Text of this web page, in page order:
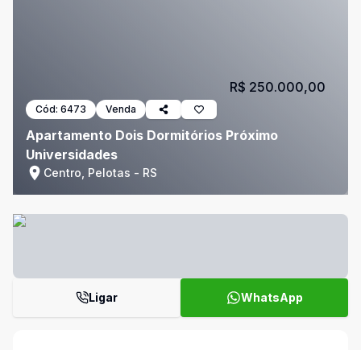
Cód: 6473 Venda
Apartamento Dois Dormitórios Próximo
Universidades
Centro, Pelotas - RS
R$ 250.000,00
Ligar WhatsApp